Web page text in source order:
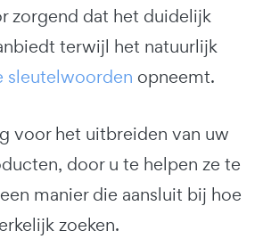
zorgend dat het duidelijk
terwijl het natuurlijk
sleutelwoorden opneemt.
voor het uitbreiden van uw
door u te helpen ze te
manier die aansluit bij hoe
zoeken.